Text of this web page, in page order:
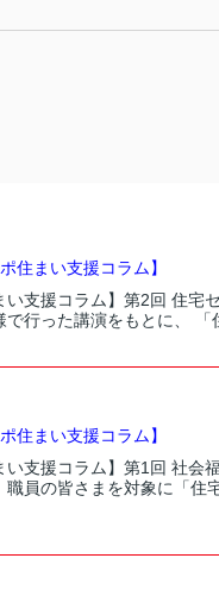
住まい支援コラム】
い支援コラム】第2回 住
で行った講演をもとに、
住まい支援コラム】
い支援コラム】第1回 社
職員の皆さまを対象に「住